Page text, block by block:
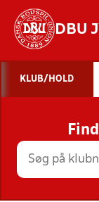
DBU
KLUB/HOLD